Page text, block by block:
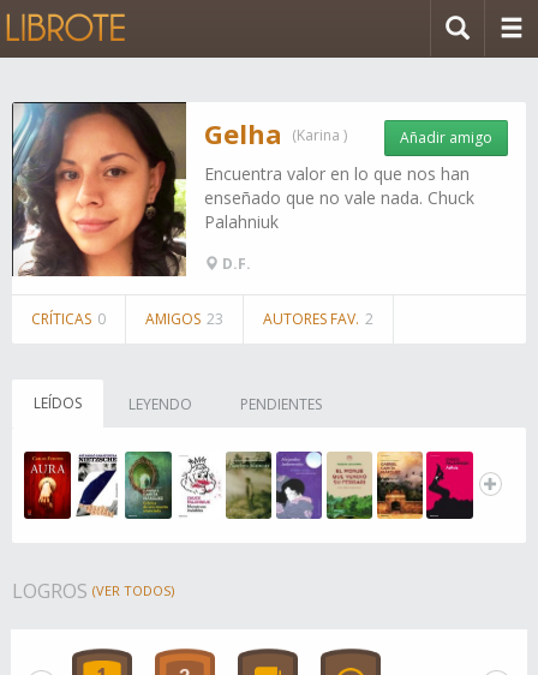
Añadir amigo
Gelha (Karina )
Encuentra valor en lo que nos han
enseñado que no vale nada. Chuck
Palahniuk
D.F.
CRÍTICAS 0 AMIGOS 23 AUTORES FAV. 2
LEÍDOS LEYENDO PENDIENTES
LOGROS (VER TODOS)